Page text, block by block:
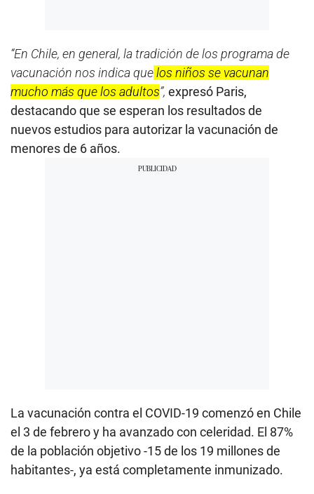
“En Chile, en general, la tradición de los programa de
vacunación nos indica quelos niños se vacunan
mucho más que los adultos”, expresó Paris,
destacando que se esperan los resultados de
nuevos estudios para autorizar la vacunación de
menores de 6 años.
La vacunación contra el COVID-19 comenzó en Chile
el 3 de febrero y ha avanzado con celeridad. El 87%
de la población objetivo -15 de los 19 millones de
habitantes-, ya está completamente inmunizado.